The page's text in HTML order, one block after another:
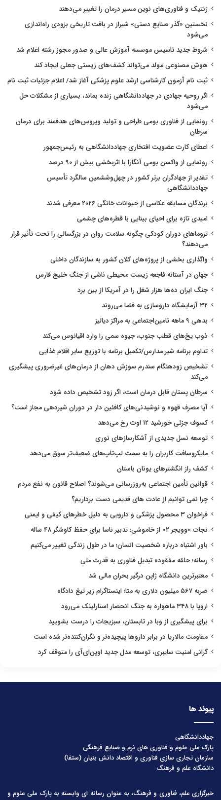
ژنتیک و فناوری‌های نوین مسیر درمان را تغییر می‌دهند
نخستین «گذر صنایع دستی» شیراز در بافت تاریخی بزودی راه‌اندازی
می‌شود
شروط جدید تاسیس موسسه آموزش عالی و صدور مجوز رشته اعلام شد
هوش مصنوعی مولد می‌تواند کشف‌های زیستی جعلی ایجاد کند
ثبت نام آزمون کارشناسی ارشد علوم پزشکی آغاز شد/ اعلام جزئیات ثبت نام
اگر روحیه جهادی در جهاددانشگاهی زنده بماند، بسیاری از مشکلات حل
می‌شود
رونمایی از فناوری بومی طراحی و تولید ویروس‌های هدفمند برای درمان
سرطان
اعطای کارت عضویت افتخاری جهاددانشگاهی به رئیس‌جمهور
رونمایی از واکسن بومی آنگارا با اثربخشی بیش از ۹۰ درصد
تقدیر از جهادگران برتر کشور در چهل‌وششمین سالگرد تأسیس
جهاددانشگاهی
برندگان مسابقه عکاسی از حیوانات خانگی ۲۰۲۶ معرفی شدند
امیدی تازه برای احیای بینایی با قطره‌های چشمی
تروماهای دوران کودکی چگونه سلامت روان در بزرگسالی را تحت تأثیر قرار
می‌دهند؟
واگذاری بخشی از پروژه‌های کلان کشور به سازندگان داخلی
جهان در آستانه فاجعه زیست محیطی ناشی از جنگ خلیج فارس
جنگ ایران ده‌ها هزار شغل را در آمریکا از بین برد
۳۲ آزمایشگاه داروسازی به فضا می‌روند
بدهی ۹ ماهه تامین‌اجتماعی به مراکز دیالیز
ذوب یخ‌های قطب جنوب، جیوه سمی را وارد اقیانوس می‌کند
تداوم برنامه شیر مدارس/تکمیل برنامه با توزیع سایر اقلام غذایی
تشخیص زودهنگام سندرم سوزش دهان از درمان‌های غیرضروری پیشگیری
می‌کند
سرطان پستان قابل درمان است، اگر زود تشخیص داده شود
آیا مصرف قهوه و نوشیدنی‌های کافئین دار در دوران شیردهی مجاز است؟
کسوف جزئی خورشید ۱۲ اوت رخ می‌دهد
توسعه نسل جدیدی از آشکارسازهای نوری
مایکروسافت کاربران را به سمت لپ‌تاپ‌های ضعیف‌تر سوق می‌دهد
کشف راز انگشترهای یونان باستان
قوانین تأمین اجتماعی به‌روزرسانی می‌شوند؟ اصلاح قانون به نفع مردم
چرا نمی توانیم از عادت های قدیمی دست برداریم؟
فراخوان ۳ محصول پزشکی و دارویی به دلیل خطرهای کیفی و ایمنی
نجات «وویجر ۲» از خاموشی؛ تدبیر ناسا برای حفظ کاوشگر ۴۸ ساله
باور اشتباه درباره شخصیت انسان؛ ما در طول زندگی تغییر می‌کنیم
رسانه؛ حلقه مفقوده تبدیل فناوری به قدرت ملی
معتبرترین دانشگاه ژاپن درگیر بحران مالی شد
ضربه ۵۶۷ میلیون دلاری به متا؛ اینستاگرام زیر تیغ دادگاه
اروپا با ۳۴۸ ماهواره به جنگ انحصار استارلینک می‌رود
برای پیشگیری از وبا در تابستان، سبزیجات را درست بشویید
مقاومت مالاریا در برابر داروها پیچیده‌تر و نگران‌کننده‌تر شده است
گرانی امنیت سایبری، توسعه مدل جدید اوپن‌ای‌آی را متوقف کرد
پیوند ها
جهاددانشگاهی
پارک ملی علوم و فناوری های نرم و صنایع فرهنگی
سازمان تجاری سازی فناوری و اقتصاد دانش بنیان (ستفا)
دانشگاه علم و فرهنگ
خبرگزاری علم، فناوری و فرهنگ، به عنوان رسانه ای وابسته به پارک ملی علوم و